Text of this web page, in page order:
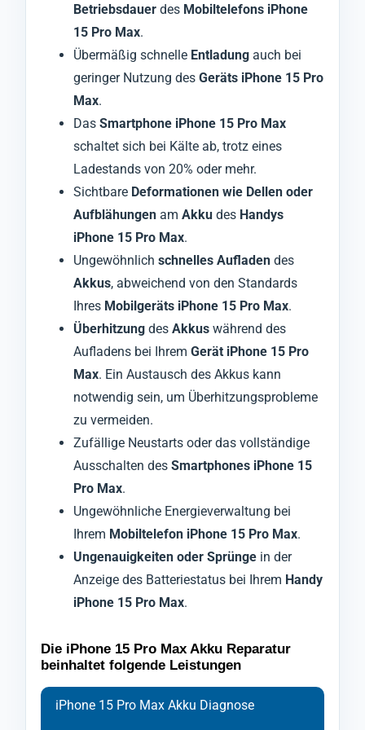
Betriebsdauer des Mobiltelefons iPhone
15 Pro Max.
Übermäßig schnelle Entladung auch bei
geringer Nutzung des Geräts iPhone 15 Pro
Max.
Das Smartphone iPhone 15 Pro Max
schaltet sich bei Kälte ab, trotz eines
Ladestands von 20% oder mehr.
Sichtbare Deformationen wie Dellen oder
Aufblähungen am Akku des Handys
iPhone 15 Pro Max.
Ungewöhnlich schnelles Aufladen des
Akkus, abweichend von den Standards
Ihres Mobilgeräts iPhone 15 Pro Max.
Überhitzung des Akkus während des
Aufladens bei Ihrem Gerät iPhone 15 Pro
Max. Ein Austausch des Akkus kann
notwendig sein, um Überhitzungsprobleme
zu vermeiden.
Zufällige Neustarts oder das vollständige
Ausschalten des Smartphones iPhone 15
Pro Max.
Ungewöhnliche Energieverwaltung bei
Ihrem Mobiltelefon iPhone 15 Pro Max.
Ungenauigkeiten oder Sprünge in der
Anzeige des Batteriestatus bei Ihrem Handy
iPhone 15 Pro Max.
Die iPhone 15 Pro Max Akku Reparatur
beinhaltet folgende Leistungen
iPhone 15 Pro Max Akku Diagnose